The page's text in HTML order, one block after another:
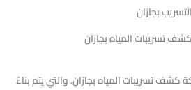
بجازان
تسريبات المياه بجازان. والتي يتم بناءً